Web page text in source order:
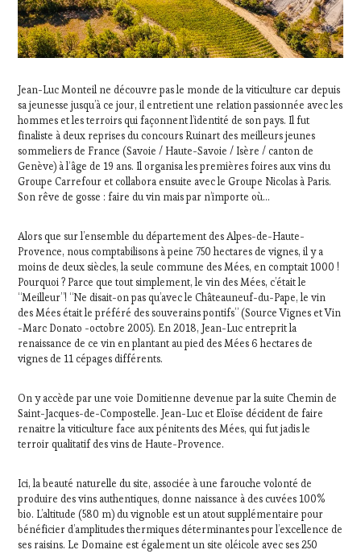
Jean-Luc Monteil ne découvre pas le monde de la viticulture car depuis
sa jeunesse jusqu’à ce jour, il entretient une relation passionnée avec les
hommes et les terroirs qui façonnent l’identité de son pays. Il fut
finaliste à deux reprises du concours Ruinart des meilleurs jeunes
sommeliers de France (Savoie / Haute-Savoie / Isère / canton de
Genève) à l‘âge de 19 ans. Il organisa les premières foires aux vins du
Groupe Carrefour et collabora ensuite avec le Groupe Nicolas à Paris.
Son rêve de gosse : faire du vin mais par n’importe où…
Alors que sur l’ensemble du département des Alpes-de-Haute-
Provence, nous comptabilisons à peine 750 hectares de vignes, il y a
moins de deux siècles, la seule commune des Mées, en comptait 1000 !
Pourquoi ? Parce que tout simplement, le vin des Mées, c’était le
“Meilleur”! “Ne disait-on pas qu’avec le Châteauneuf-du-Pape, le vin
des Mées était le préféré des souverains pontifs” (Source Vignes et Vin
-Marc Donato -octobre 2005). En 2018, Jean-Luc entreprit la
renaissance de ce vin en plantant au pied des Mées 6 hectares de
vignes de 11 cépages différents.
On y accède par une voie Domitienne devenue par la suite Chemin de
Saint-Jacques-de-Compostelle. Jean-Luc et Eloïse décident de faire
renaitre la viticulture face aux pénitents des Mées, qui fut jadis le
terroir qualitatif des vins de Haute-Provence.
Ici, la beauté naturelle du site, associée à une farouche volonté de
produire des vins authentiques, donne naissance à des cuvées 100%
bio. L’altitude (580 m) du vignoble est un atout supplémentaire pour
bénéficier d’amplitudes thermiques déterminantes pour l’excellence de
ses raisins. Le Domaine est également un site oléicole avec ses 250